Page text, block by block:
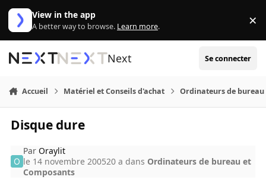
Aller au contenu
View in the app
A better way to browse. Learn more. ×
Next Se connecter
Accueil Matériel et Conseils d'achat Ordinateurs de bureau
Disque dure
ParOraylit
le 14 novembre 200520 a dans Ordinateurs de bureau et
Composants